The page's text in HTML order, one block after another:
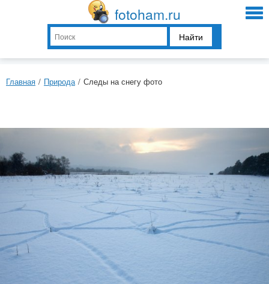
fotoham.ru
Найти
Главная / Природа / Следы на снегу фото